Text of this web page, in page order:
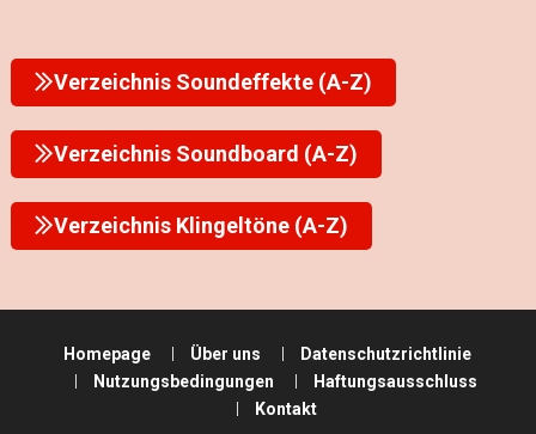
Verzeichnis Soundeffekte (A-Z)
Verzeichnis Soundboard (A-Z)
Verzeichnis Klingeltöne (A-Z)
Homepage Über uns
Datenschutzrichtlinie
Nutzungsbedingungen
Haftungsausschluss
Kontakt